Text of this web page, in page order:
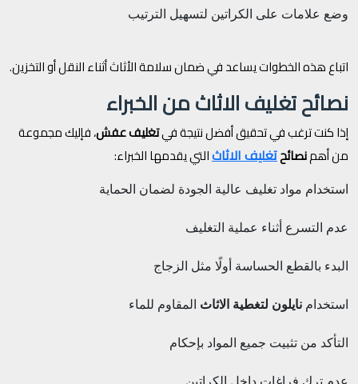
وضع علامات على الكراتين لتسهيل الترتيب
اتباع هذه الخطوات يساعد في ضمان سلامة الأثاث أثناء النقل أو التخزين.
نصائح تغليف الاثاث من الخبراء
إذا كنت ترغب في تحقيق أفضل نتيجة فيتغليف عفش، فإليك مجموعة
من أهمنصائحتغليف الاثاثالتي يقدمها الخبراء:
استخدام مواد تغليف عالية الجودة لضمان الحماية
عدم التسرع أثناء عملية التغليف
البدء بالقطع الحساسة أولًا مثل الزجاج
استخدام نايلون لتغطية الاثاث المقاوم للماء
التأكد من تثبيت جميع المواد بإحكام
عدم ترك فراغات داخل الكراتين